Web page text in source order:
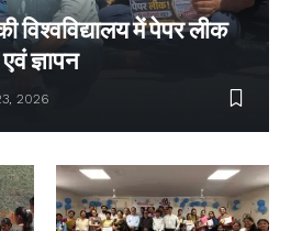
विश्वविद्यालय में पेपर लीक
ज्ञापन
2026